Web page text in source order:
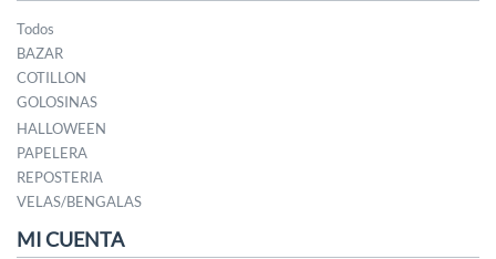
Todos
BAZAR
COTILLON
GOLOSINAS
HALLOWEEN
PAPELERA
REPOSTERIA
VELAS/BENGALAS
MI CUENTA